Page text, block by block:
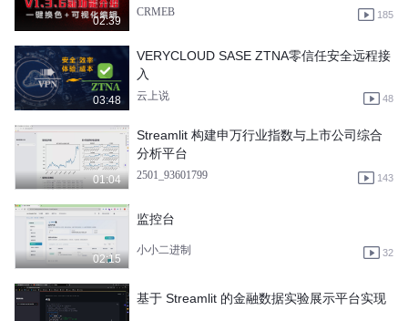
02:39
CRMEB 185
03:48
VERYCLOUD SASE ZTNA零信任安全远程接
入
云上说 48
01:04
Streamlit 构建申万行业指数与上市公司综合
分析平台
2501_93601799 143
02:15
监控台
小小二进制 32
基于 Streamlit 的金融数据实验展示平台实现